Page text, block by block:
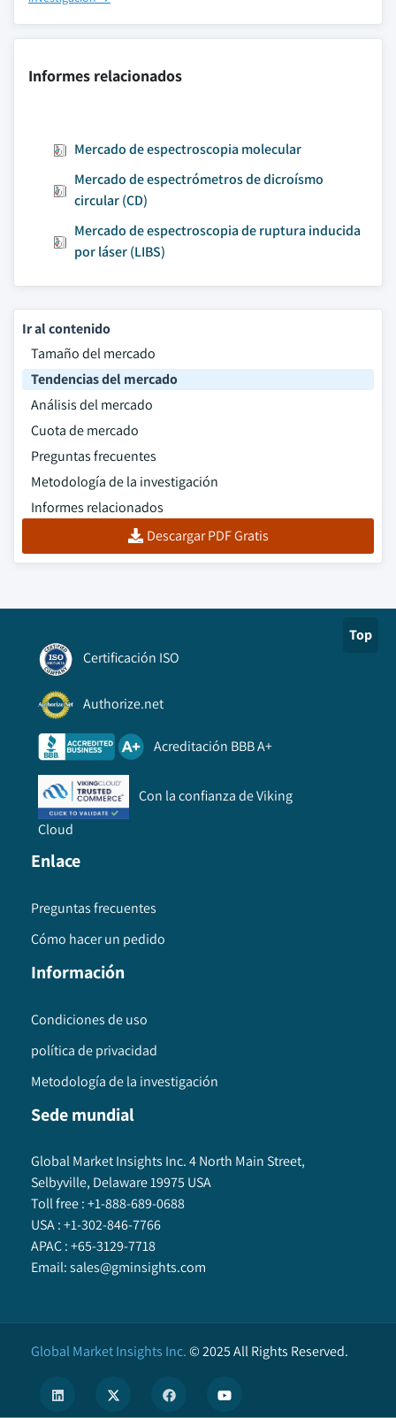
Informes relacionados
Mercado de espectroscopia molecular
Mercado de espectrómetros de dicroísmo
circular (CD)
Mercado de espectroscopia de ruptura inducida
por láser (LIBS)
Ir al contenido
Tamaño del mercado
Tendencias del mercado
Análisis del mercado
Cuota de mercado
Preguntas frecuentes
Metodología de la investigación
Informes relacionados
Descargar PDF Gratis
Top
Certificación ISO
Authorize.net
Acreditación BBB A+
Con la confianza de Viking
Cloud
Enlace
Preguntas frecuentes
Cómo hacer un pedido
Información
Condiciones de uso
política de privacidad
Metodología de la investigación
Sede mundial
Global Market Insights Inc. 4 North Main Street,
Selbyville, Delaware 19975 USA
Toll free :+1-888-689-0688
USA :+1-302-846-7766
APAC :+65-3129-7718
Email:sales@gminsights.com
Global Market Insights Inc.©2025All Rights Reserved.